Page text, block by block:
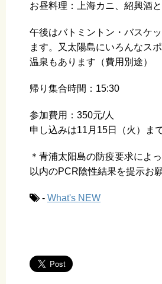
お昼料理：上海カニ、紹興酒と
午後はバトミントン・バスケ
ます。又太陽島にいろんなス
温泉もあります（費用別途）
帰り集合時間：15:30
参加費用：350元/人
申し込みは11月15日（火）ま
＊青浦太阳島の防疫要求によ
以内のPCR陰性結果を提示お
- What's NEW